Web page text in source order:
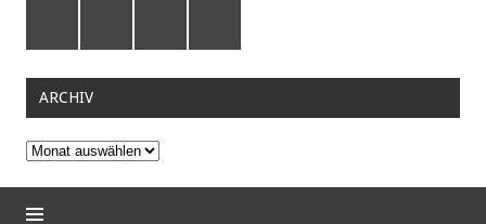
ARCHIV
Archiv